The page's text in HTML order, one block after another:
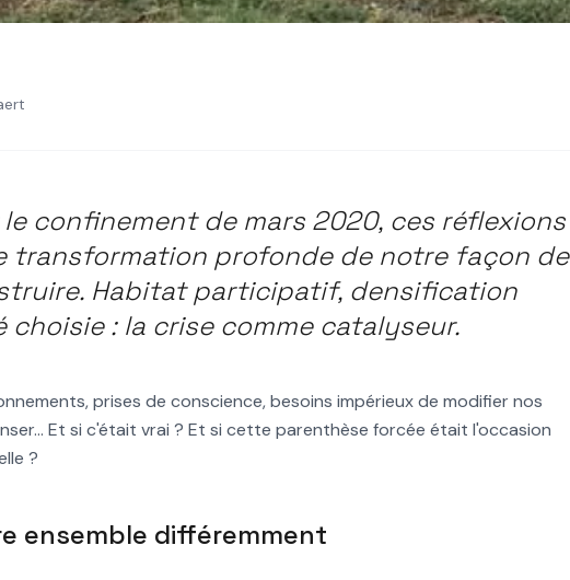
un environnement
confinement de mars 2020, ces réflexions
transformation profonde de notre façon de
Habitat participatif, densification
choisie : la crise comme catalyseur.
prises de conscience, besoins impérieux de modifier nos
Et si c'était vrai ? Et si cette parenthèse forcée était l'occasion
?
ensemble différemment